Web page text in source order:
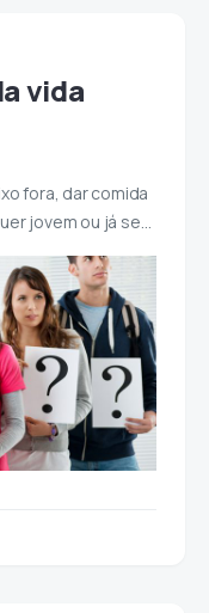
vida
fora, dar comida
jovem ou já se…